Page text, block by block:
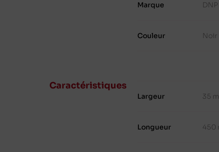
Marque DNP
Couleur Noir
Caractéristiques
Largeur 35
Longueur 450